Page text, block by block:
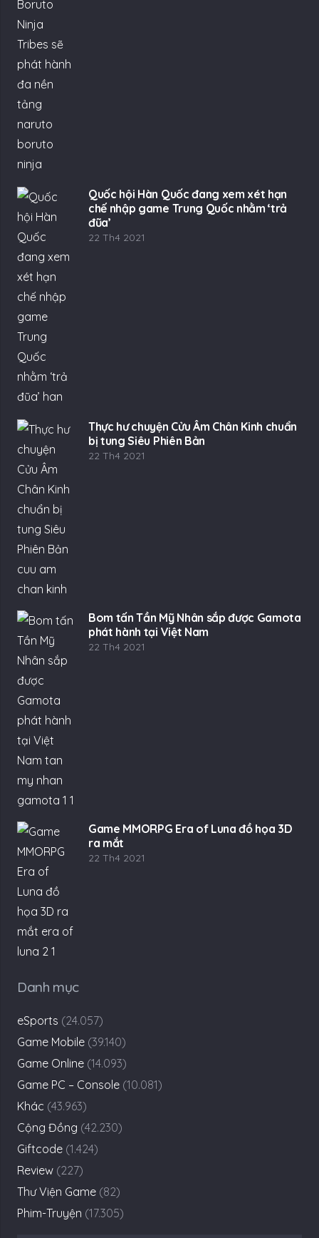
Quốc hội Hàn Quốc đang xem xét hạn
chế nhập game Trung Quốc nhằm ‘trả
đũa’
22 Th4 2021
Thực hư chuyện Cửu Âm Chân Kinh chuẩn
bị tung Siêu Phiên Bản
22 Th4 2021
Bom tấn Tần Mỹ Nhân sắp được Gamota
phát hành tại Việt Nam
22 Th4 2021
Game MMORPG Era of Luna đồ họa 3D
ra mắt
22 Th4 2021
Danh mục
eSports (24.057)
Game Mobile (39.140)
Game Online (14.093)
Game PC – Console (10.081)
Khác (43.963)
Cộng Đồng (42.230)
Giftcode (1.424)
Review (227)
Thư Viện Game (82)
Phim-Truyện (17.305)